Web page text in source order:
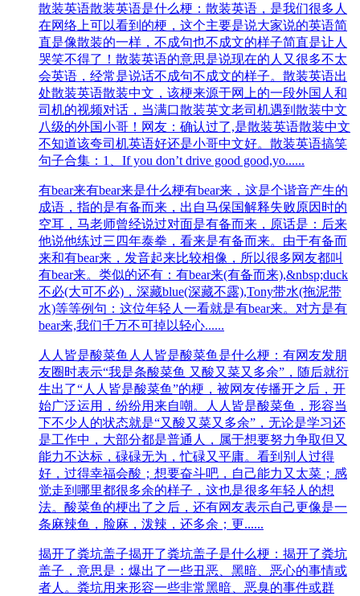
散装英语散装英语是什么梗：散装英语，是我们很多人
在网络上可以看到的梗，这个主要是说大家说的英语简
直是像散装的一样，不成句也不成文的样子简直是让人
哭笑不得了！散装英语的意思是说现在的人又很多不太
会英语，经常是说话不成句不成文的样子。散装英语出
处散装英语散装中文，该梗来源于网上的一段外国人和
司机的视频对话，当满口散装英文老司机遇到散装中文
八级的外国小哥！网友：确认过了,是散装英语散装中文
不知道该夸司机英语好还是小哥中文好。散装英语搞笑
句子合集：1、If you don’t drive good good,yo......
有bear来有bear来是什么梗有bear来，这是个谐音产生的
成语，指的是有备而来，出自马保国解释失败原因时的
空耳，马老师曾经说过对面是有备而来，原话是：后来
他说他练过三四年泰拳，看来是有备而来。由于有备而
来和有bear来，发音起来比较相像，所以很多网友都叫
有bear来。类似的还有：有bear来(有备而来),&nbsp;duck
不必(大可不必)，深藏blue(深藏不露),Tony带水(拖泥带
水)等等例句：这位年轻人一看就是有bear来。对方是有
bear来,我们千万不可掉以轻心......
人人皆是酸菜鱼 人人皆是酸菜鱼是什么梗：有网友发朋
友圈时表示“我是条酸菜鱼 又酸又菜又多余”，随后就衍
生出了“人人皆是酸菜鱼”的梗，被网友传播开之后，开
始广泛运用，纷纷用来自嘲。人人皆是酸菜鱼，形容当
下不少人的状态就是“又酸又菜又多余”，无论是学习还
是工作中，大部分都是普通人，属于想要努力争取但又
能力不达标，碌碌无为，忙碌又平庸。看到别人过得
好，过得幸福会酸；想要奋斗吧，自己能力又太菜；感
觉走到哪里都很多余的样子，这也是很多年轻人的想
法。酸菜鱼的梗出了之后，还有网友表示自己更像是一
条麻辣鱼，脸麻，泼辣，还多余；更......
揭开了粪坑盖子揭开了粪坑盖子是什么梗：揭开了粪坑
盖子，意思是：爆出了一些丑恶、黑暗、恶心的事情或
者人。粪坑用来形容一些非常黑暗、恶臭的事件或群